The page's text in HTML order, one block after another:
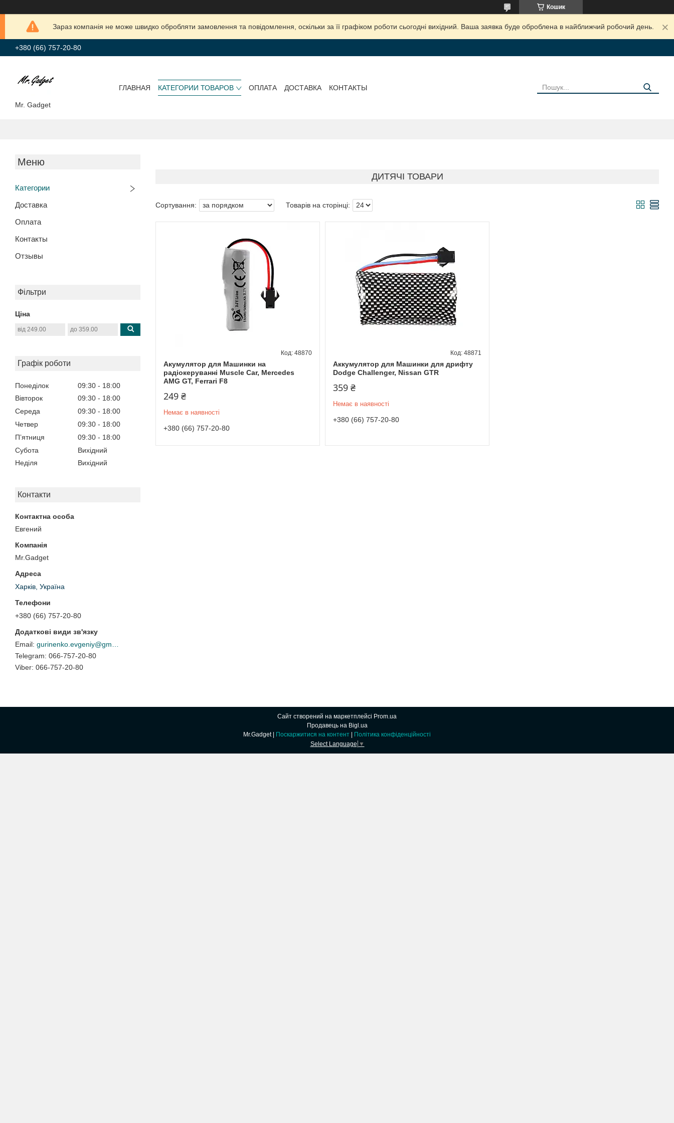
Кошик
Зараз компанія не може швидко обробляти замовлення та повідомлення, оскільки за її графіком роботи сьогодні вихідний. Ваша заявка буде оброблена в найближчий робочий день.
+380 (66) 757-20-80
Mr. Gadget
ГЛАВНАЯ КАТЕГОРИИ ТОВАРОВ ОПЛАТА ДОСТАВКА КОНТАКТЫ
Категории
Доставка
Оплата
Контакты
Отзывы
Фільтри
Ціна
Графік роботи
Понеділок 09:30
18:00
Вівторок
09:30
18:00
Середа
09:30
18:00
Четвер
09:30
18:00
Пʼятниця
09:30
18:00
Субота
Вихідний
Неділя
Вихідний
Контакти
Евгений
Mr.Gadget
Харків, Україна
+380 (66) 757-20-80
066-757-20-80
066-757-20-80
ДИТЯЧІ ТОВАРИ
Акумулятор для Машинки на
радіокеруванні Muscle Car, Mercedes
AMG GT, Ferrari F8
48870
249 ₴
Немає в наявності
+380 (66) 757-20-80
Аккумулятор для Машинки для дрифту
Dodge Challenger, Nissan GTR
48871
359 ₴
Немає в наявності
+380 (66) 757-20-80
Сайт створений на маркетплейсі Prom.ua
Продавець на Bigl.ua
Поскаржитися на контент
Політика конфіденційності
Select Language ▼